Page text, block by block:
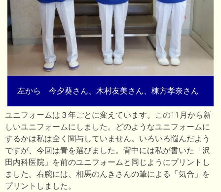
左から 今夕葵さん、木村友美さん、棟方孝奈さん
ユニフォームは３年ごとに変えています。この11月から新
しいユニフォームにしました。どのようなユニフォームに
するかは私は全く関与していません。いろいろ悩んだよう
ですが、今回は青を選びました。背中には私が書いた「沢
田内科医院」を前のユニフォームと同じようにプリントし
ました。右腕には、相馬のんきさんの筆による「気合」を
プリントしました。